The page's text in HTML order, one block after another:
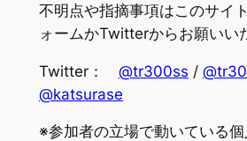
不明点や指摘事項はこのサイ
ォームかTwitterからお願いい
Twitter： @tr300ss /
@katsurase
※参加者の立場で動いている個